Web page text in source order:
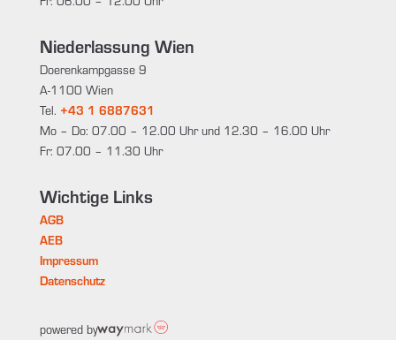
Niederlassung Wien
Doerenkampgasse 9
A-1100 Wien
Tel. +43 1 6887631
Mo – Do: 07.00 – 12.00 Uhr und 12.30 – 16.00 Uhr
Fr: 07.00 – 11.30 Uhr
Wichtige Links
AGB
AEB
Impressum
Datenschutz
powered by